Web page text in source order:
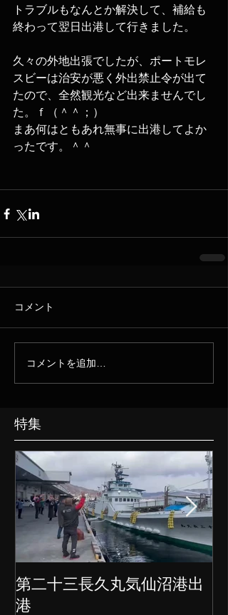
トラブルもなんとか解決して、補給も
終わって翌日出港して行きました。
久々の外地出張でしたが、ポートモレ
スビーは治安が悪く外出禁止令が出て
たので、全然観光など出来ませんでし
た。ｆ（＾＾；）
まあ何はともあれ無事に出港してよか
ったです。＾＾
コメント
コメントを追加…
特集
第二十三長久丸気仙沼港出
港